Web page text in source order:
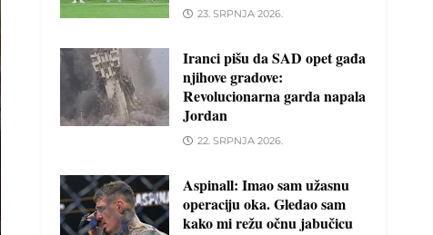
23. SRPNJA 2026.
Iranci pišu da SAD opet gađa
njihove gradove:
Revolucionarna garda napala
Jordan
22. SRPNJA 2026.
Aspinall: Imao sam užasnu
operaciju oka. Gledao sam
kako mi režu očnu jabučicu